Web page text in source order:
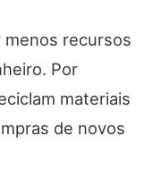
menos recursos
Por
materiais
de novos